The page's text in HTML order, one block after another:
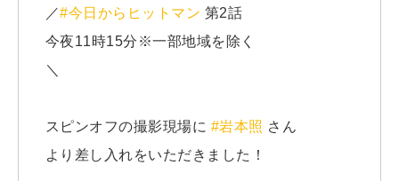
／#今日からヒットマン 第2話
今夜11時15分※一部地域を除く
＼
スピンオフの撮影現場に #岩本照 さん
より差し入れをいただきました！